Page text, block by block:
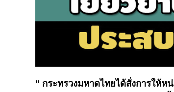
" กระทรวงมหาดไทยได้สั่งการให้ห